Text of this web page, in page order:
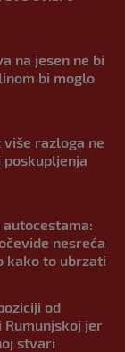
na jesen ne bi
bi moglo
razloga ne
poskupljenja
nesreća
kako to ubrzati
od
jer
stvari